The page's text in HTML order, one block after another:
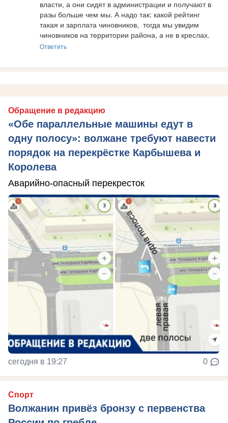
власти, а они сидят в администрации и получают в
разы больше чем мы. А надо так: какой рейтинг
такая и зарплата чиновников,  тогда мы увидим
чиновников на территории района, а не в креслах.
Ответить
Обращение в редакцию
«Обе параллельные машины едут в
одну полосу»: волжане требуют навести
порядок на перекрёстке Карбышева и
Королева
Аварийно-опасный перекресток
сегодня в 19:27 0
Спорт
Волжанин привёз бронзу с первенства